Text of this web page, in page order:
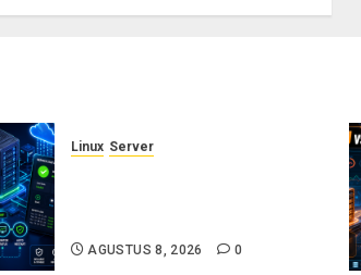
Linux Server
AGUSTUS 8, 2026 0